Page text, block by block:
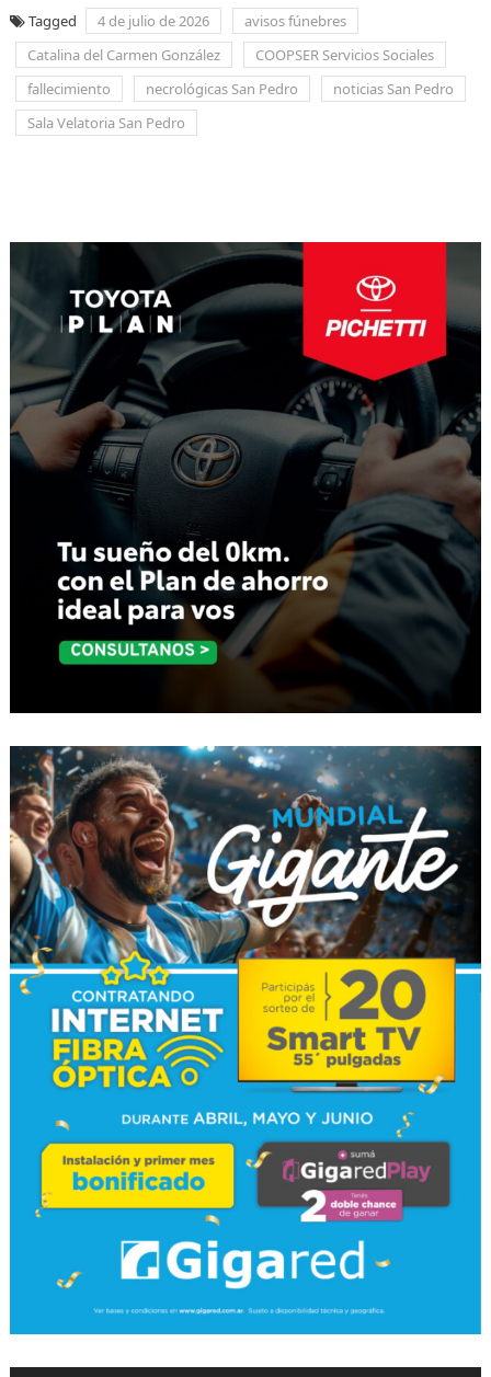
Tagged 4 de julio de 2026
avisos fúnebres
Catalina del Carmen González
COOPSER Servicios Sociales
fallecimiento
necrológicas San Pedro
noticias San Pedro
Sala Velatoria San Pedro
entradas